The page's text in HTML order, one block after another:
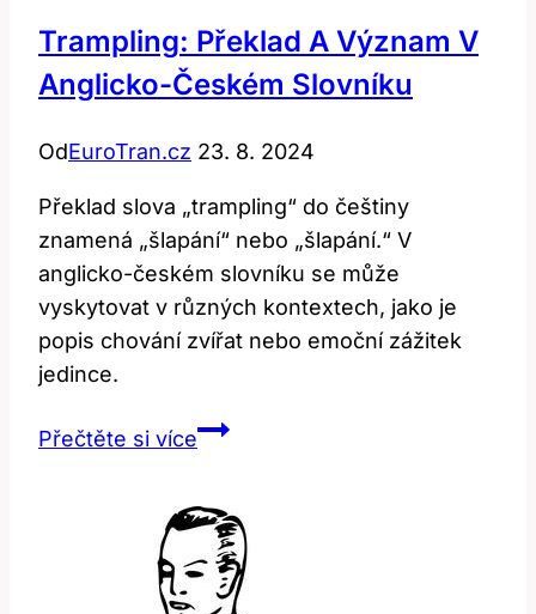
Trampling: Překlad A Význam V
Anglicko-Českém Slovníku
OdEuroTran.cz 23. 8. 2024
Překlad slova „trampling“ do češtiny
znamená „šlapání“ nebo „šlapání.“ V
anglicko-českém slovníku se může
vyskytovat v různých kontextech, jako je
popis chování zvířat nebo emoční zážitek
jedince.
Přečtěte si víceTrampling:
význam
v
anglicko-